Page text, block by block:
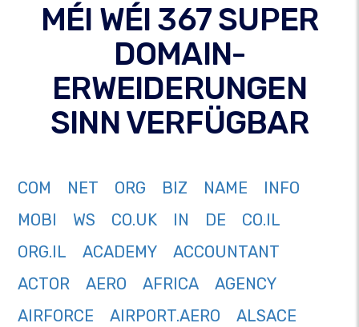
MÉI WÉI 367 SUPER
DOMAIN-
ERWEIDERUNGEN
SINN VERFÜGBAR
COM NET ORG BIZ NAME
INFO
MOBI
WS CO.UK IN DE
CO.IL
ORG.IL
ACADEMY
ACCOUNTANT
ACTOR
AERO AFRICA
AGENCY
AIRFORCE
AIRPORT.AERO
ALSACE